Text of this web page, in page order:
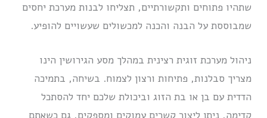
שתהיו פתוחים ותקשורתיים, תצליחו לבנות מערכת יחסים
שמבוססת על הבנה והכנה למכשולים שעשויים להופיע.
ניהול מערכת זוגית רצינית במהלך מסע הגירושין הינו
מצריך סבלנות, פתיחות ורצון לצמוח. בשיחה, בתמיכה
הדדית עם בן או בת הזוג וביכולת שלכם יחד להסתכל